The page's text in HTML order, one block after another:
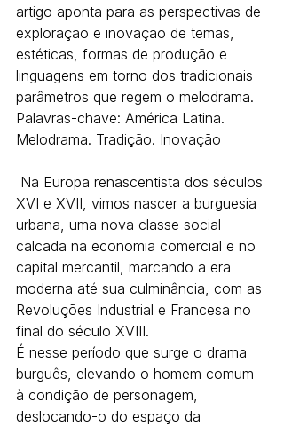
artigo aponta para as perspectivas de
exploração e inovação de temas,
estéticas, formas de produção e
linguagens em torno dos tradicionais
parâmetros que regem o melodrama.
Palavras-chave: América Latina.
Melodrama. Tradição. Inovação
XVI e XVII, vimos nascer a burguesia
urbana, uma nova classe social
calcada na economia comercial e no
capital mercantil, marcando a era
moderna até sua culminância, com as
Revoluções Industrial e Francesa no
final do século XVIII.
É nesse período que surge o drama
burguês, elevando o homem comum
à condição de personagem,
deslocando-o do espaço da